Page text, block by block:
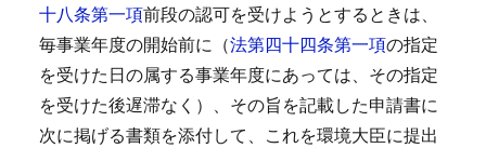
十八条第一項前段の認可を受けようとするときは、
毎事業年度の開始前に（法第四十四条第一項の指定
を受けた日の属する事業年度にあっては、その指定
を受けた後遅滞なく）、その旨を記載した申請書に
次に掲げる書類を添付して、これを環境大臣に提出